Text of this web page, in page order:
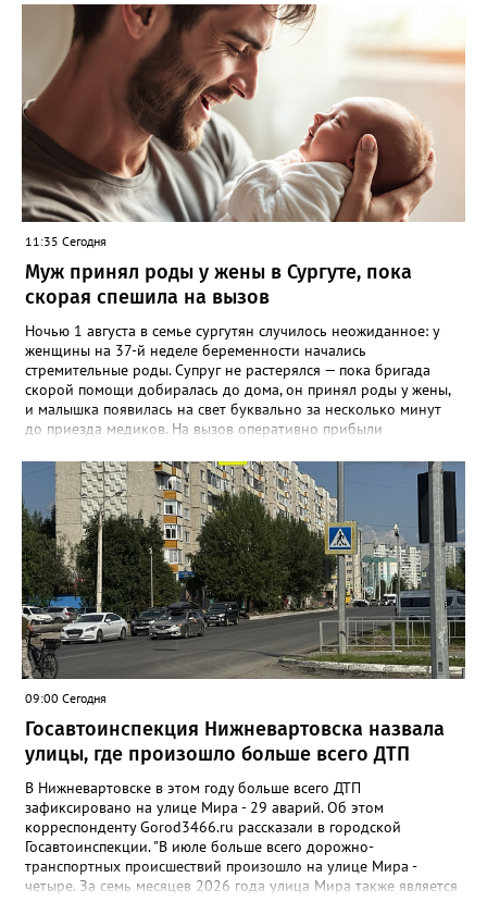
кедров. Исключение — лесосеменные плантации, где сбор
шишек категорически запрещён. Нарушителям грозит
административная ответственность: штраф от 1 000 до 5 000
рублей. В отдельных случаях возможно уголовное
преследование. Важное уточнение: сбор шишек разрешён
только для личных нужд. Если вы планируете заготавливать их
в коммерческих целях, необходимо официально
зарегистрировать предпринимательскую деятельность и
заключить договор аренды лесного участка. Напомним, что
иностранным гражданам сбор и заготовка кедровых шишек на
территории Югры запрещены.
11:35 Сегодня
Муж принял роды у жены в Сургуте, пока
скорая спешила на вызов
Ночью 1 августа в семье сургутян случилось неожиданное: у
женщины на 37-й неделе беременности начались
стремительные роды. Супруг не растерялся — пока бригада
скорой помощи добиралась до дома, он принял роды у жены,
и малышка появилась на свет буквально за несколько минут
до приезда медиков. На вызов оперативно прибыли
Олег Бураковский. К этому моменту новорождённая уже была
на руках у отца. Специалисты сразу оценили состояние мамы и
девочки, провели необходимые манипуляции,
стабилизировали пациенток и подготовили к транспортировке.
Девочка родилась доношенной и здоровой. Женщину и
малышку доставили в Сургутский окружной центр охраны
материнства и детства, где они находились под наблюдением
врачей. Сегодня мама и дочка уже выписаны домой.
09:00 Сегодня
Госавтоинспекция Нижневартовска назвала
улицы, где произошло больше всего ДТП
В Нижневартовске в этом году больше всего ДТП
зафиксировано на улице Мира - 29 аварий. Об этом
корреспонденту Gorod3466.ru рассказали в городской
Госавтоинспекции. "В июле больше всего дорожно-
транспортных происшествий произошло на улице Мира -
четыре. За семь месяцев 2026 года улица Мира также является